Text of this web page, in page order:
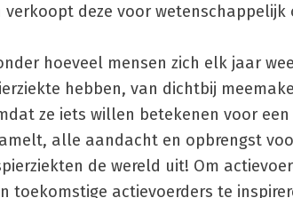
verkoopt deze voor
hoeveel mensen zich elk jaar
hebben, van dichtbij
ze iets willen betekenen voor
alle aandacht en opbrengst
de wereld uit! Om
toekomstige actievoerders te